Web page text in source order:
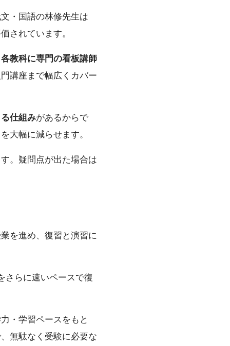
・国語の林修先生は
されています。
各教科に専門の看板講師
講座まで幅広くカバー
仕組みがあるからで
大幅に減らせます。
。疑問点が出た場合は
を進め、復習と演習に
さらに速いペースで復
・学習ペースをもと
無駄なく受験に必要な